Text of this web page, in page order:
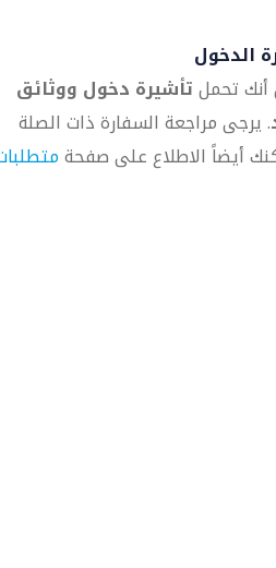
الدخول
أنك تحملتأشيرة دخول ووثائق
. يرجى مراجعة السفارة ذات الصلة
أيضاً الاطلاع على صفحة